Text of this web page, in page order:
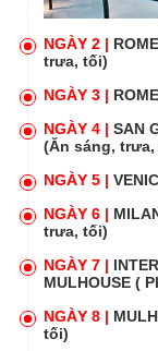
NGÀY 2 |
trưa, tối)
NGÀY 3 |
NGÀY 4 | SAN
(Ăn sáng, trưa,
NGÀY 5 |
NGÀY 6 |
trưa, tối)
NGÀY 7 |
MULHOUSE (
NGÀY 8 |
tối)